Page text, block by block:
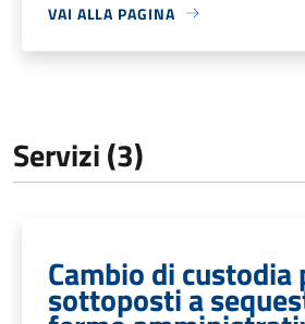
VAI ALLA PAGINA
Servizi (3)
Cambio di custodia
sottoposti a